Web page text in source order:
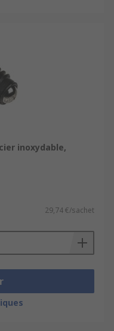
inoxydable,
29,74 €/sachet